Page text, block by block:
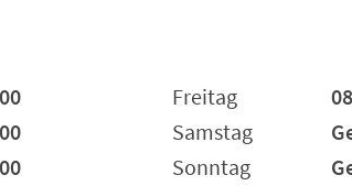
Freitag
Samstag
Sonntag